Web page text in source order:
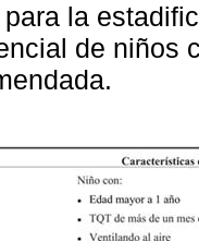
la
de niños